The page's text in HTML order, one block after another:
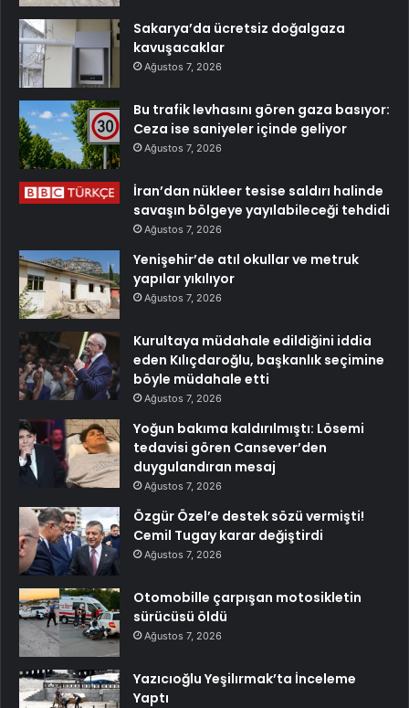
Sakarya’da ücretsiz doğalgaza
kavuşacaklar
Ağustos 7, 2026
Bu trafik levhasını gören gaza basıyor:
Ceza ise saniyeler içinde geliyor
Ağustos 7, 2026
İran’dan nükleer tesise saldırı halinde
savaşın bölgeye yayılabileceği tehdidi
Ağustos 7, 2026
Yenişehir’de atıl okullar ve metruk
yapılar yıkılıyor
Ağustos 7, 2026
Kurultaya müdahale edildiğini iddia
eden Kılıçdaroğlu, başkanlık seçimine
böyle müdahale etti
Ağustos 7, 2026
Yoğun bakıma kaldırılmıştı: Lösemi
tedavisi gören Cansever’den
duygulandıran mesaj
Ağustos 7, 2026
Özgür Özel’e destek sözü vermişti!
Cemil Tugay karar değiştirdi
Ağustos 7, 2026
Otomobille çarpışan motosikletin
sürücüsü öldü
Ağustos 7, 2026
Yazıcıoğlu Yeşilırmak’ta İnceleme
Yaptı